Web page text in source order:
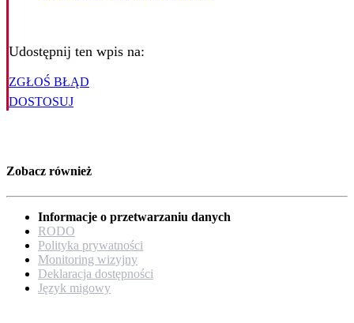
Udostępnij ten wpis na:
ZGŁOŚ BŁĄD
DOSTOSUJ
Zobacz również
Informacje o przetwarzaniu danych
RODO
Polityka prywatności
Monitoring wizyjny
Deklaracja dostępności
Język migowy